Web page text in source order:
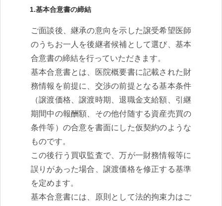
1.基本合意書の締結
ご面談後、継承の意向を示した譲受希望医師
のうちお一人を後継者候補として選び、基本
合意書の締結を行っていただきます。
基本合意書とは、医院概要書に記載された財
務情報を前提に、交渉の前提となる基本条件
（譲渡価格、譲渡時期、退職金支給額、引継
期間中の報酬額、その他付随する資産売買の
条件等）の合意を書面にした仮契約のような
ものです。
この後行う買収監査で、万が一財務情報等に
誤りがあった場合、譲渡価格を修正する基準
を定めます。
基本合意書には、原則として法的拘束力はご